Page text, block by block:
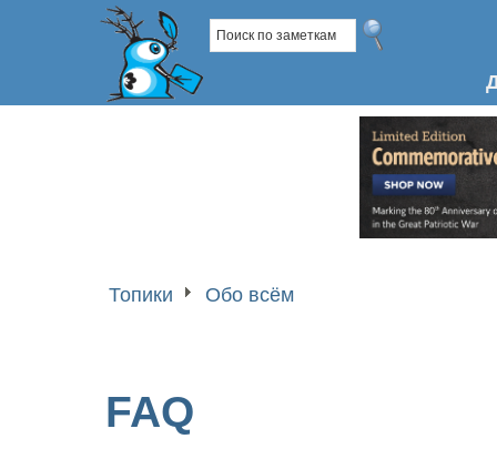
Топики Обо всём
FAQ